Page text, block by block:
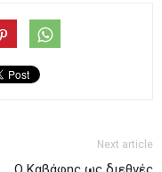
Next article